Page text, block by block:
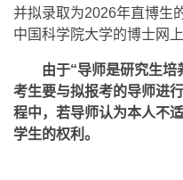
并拟录取为2026年直博生
中国科学院大学的博士网上
由于“导师是研究生培
考生要与拟报考的导师进
程中，若导师认为本人不
学生的权利。